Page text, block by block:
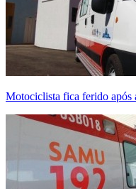
Motociclista fica ferido após